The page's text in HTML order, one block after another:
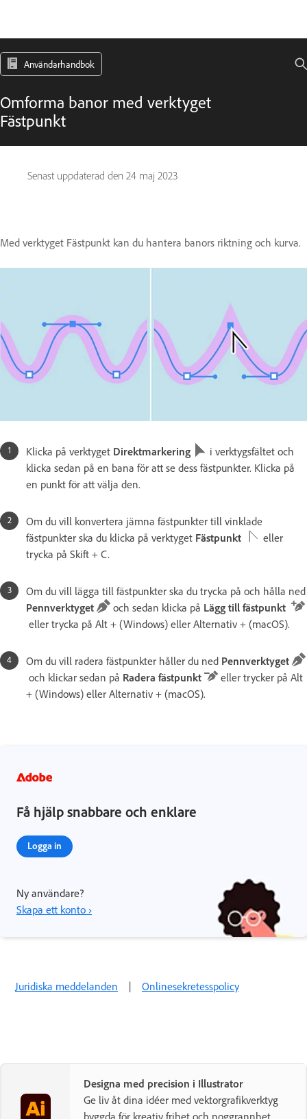
Användarhandbok
Omforma banor med verktyget
Fästpunkt
Senast uppdaterad den 24 maj 2023
Med verktyget Fästpunkt kan du hantera banors riktning och kurva.
Klicka på verktyget Direktmarkering
i verktygsfältet och
klicka sedan på en bana för att se dess fästpunkter. Klicka på
en punkt för att välja den.
Om du vill konvertera jämna fästpunkter till vinklade
fästpunkter ska du klicka på verktyget Fästpunkt
eller
trycka på Skift + C.
Om du vill lägga till fästpunkter ska du trycka på och hålla ned
Pennverktyget
och sedan klicka på Lägg till fästpunkt
eller trycka på Alt + (Windows) eller Alternativ + (macOS).
Om du vill radera fästpunkter håller du ned Pennverktyget
och klickar sedan på Radera fästpunkt
eller trycker på Alt
+ (Windows) eller Alternativ + (macOS).
Få hjälp snabbare och enklare
Logga in
Ny användare?
Skapa ett konto ›
Juridiska meddelanden | Onlinesekretesspolicy
Designa med precision i Illustrator
Ge liv åt dina idéer med vektorgrafikverktyg